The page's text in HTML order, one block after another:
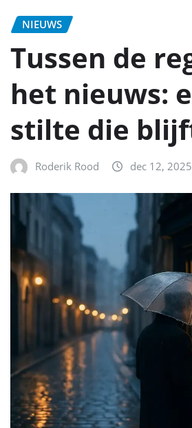
NIEUWS
Tussen de
het nieuws:
stilte die
Roderik Rood dec 12, 2025